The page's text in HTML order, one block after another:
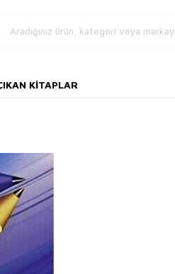
KITAPLAR